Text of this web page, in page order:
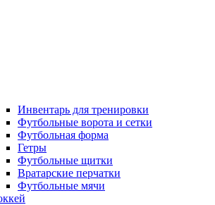
Инвентарь для тренировки
Футбольные ворота и сетки
Футбольная форма
Гетры
Футбольные щитки
Вратарские перчатки
Футбольные мячи